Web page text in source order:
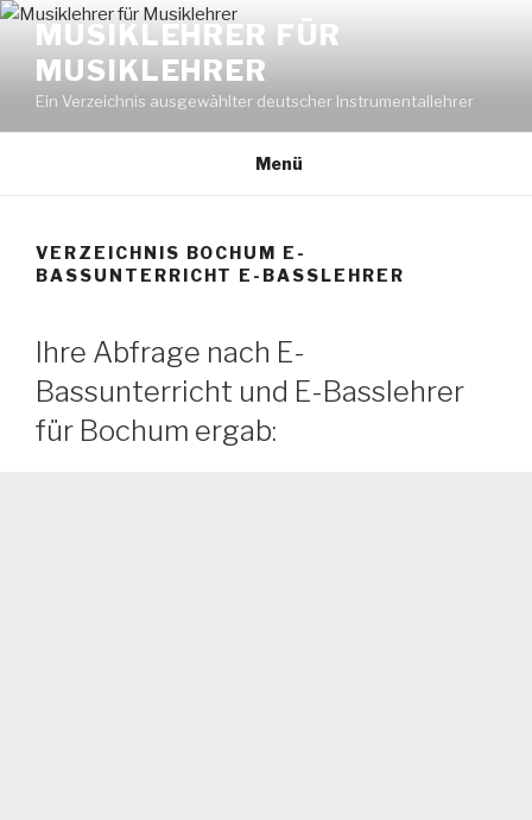
Zum
Inhalt
springen
MUSIKLEHRER FÜR
MUSIKLEHRER
Ein Verzeichnis ausgewählter deutscher Instrumentallehrer
Menü
VERZEICHNIS BOCHUM E-
BASSUNTERRICHT E-BASSLEHRER
Ihre Abfrage nach E-
Bassunterricht und E-Basslehrer
für Bochum ergab: